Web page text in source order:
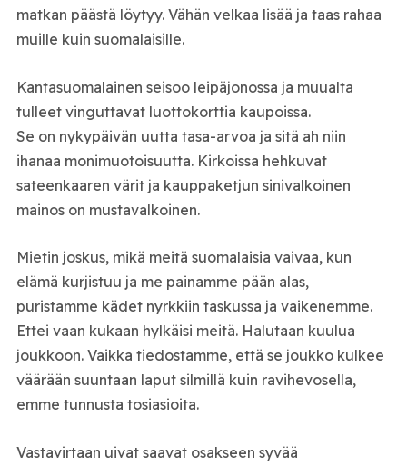
matkan päästä löytyy. Vähän velkaa lisää ja taas rahaa
muille kuin suomalaisille.
Kantasuomalainen seisoo leipäjonossa ja muualta
tulleet vinguttavat luottokorttia kaupoissa.
Se on nykypäivän uutta tasa-arvoa ja sitä ah niin
ihanaa monimuotoisuutta. Kirkoissa hehkuvat
sateenkaaren värit ja kauppaketjun sinivalkoinen
mainos on mustavalkoinen.
Mietin joskus, mikä meitä suomalaisia vaivaa, kun
elämä kurjistuu ja me painamme pään alas,
puristamme kädet nyrkkiin taskussa ja vaikenemme.
Ettei vaan kukaan hylkäisi meitä. Halutaan kuulua
joukkoon. Vaikka tiedostamme, että se joukko kulkee
väärään suuntaan laput silmillä kuin ravihevosella,
emme tunnusta tosiasioita.
Vastavirtaan uivat saavat osakseen syvää